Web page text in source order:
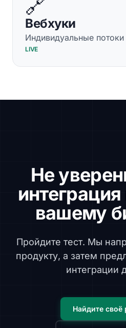
🔗
Вебхуки
Индивидуальные потоки
LIVE
Не
вашему
Пройдите тест. Мы
продукту, а затем
интеграции
Найдите своё